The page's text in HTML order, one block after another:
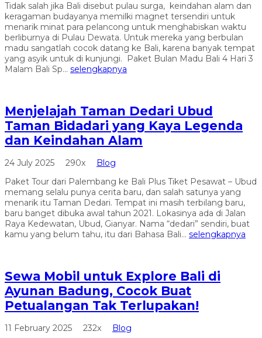
Tidak salah jika Bali disebut pulau surga, keindahan alam dan
keragaman budayanya memilki magnet tersendiri untuk
menarik minat para pelancong untuk menghabiskan waktu
berliburnya di Pulau Dewata. Untuk mereka yang berbulan
madu sangatlah cocok datang ke Bali, karena banyak tempat
yang asyik untuk di kunjungi. Paket Bulan Madu Bali 4 Hari 3
Malam Bali Sp... selengkapnya
Menjelajah Taman Dedari Ubud
Taman Bidadari yang Kaya Legenda
dan Keindahan Alam
24 July 2025 290x
Blog
Paket Tour dari Palembang ke Bali Plus Tiket Pesawat – Ubud
memang selalu punya cerita baru, dan salah satunya yang
menarik itu Taman Dedari. Tempat ini masih terbilang baru,
baru banget dibuka awal tahun 2021. Lokasinya ada di Jalan
Raya Kedewatan, Ubud, Gianyar. Nama “dedari” sendiri, buat
kamu yang belum tahu, itu dari Bahasa Bali... selengkapnya
Sewa Mobil untuk Explore Bali di
Ayunan Badung, Cocok Buat
Petualangan Tak Terlupakan!
11 February 2025 232x
Blog